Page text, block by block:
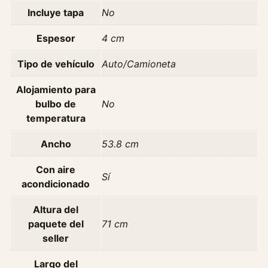
n
i
Incluye tapa No
Espesor 4 cm
Tipo de vehículo Auto/Camioneta
Alojamiento para
bulbo de
temperatura
No
Ancho 53.8 cm
Con aire
acondicionado
Sí
Altura del
paquete del
seller
71 cm
Largo del